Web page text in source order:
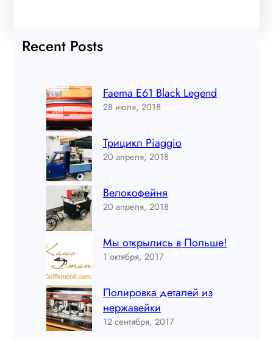
Recent Posts
Faema E61 Black Legend
28 июля, 2018
Трицикл Piaggio
20 апреля, 2018
Велокофейня
20 апреля, 2018
Мы открылись в Польше!
1 октября, 2017
Полировка деталей из
нержавейки
12 сентября, 2017